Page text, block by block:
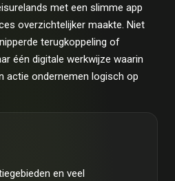
met een slimme app
overzichtelijker maakte. Niet
terugkoppeling of
één digitale werkwijze waarin
actie ondernemen logisch op
en veel